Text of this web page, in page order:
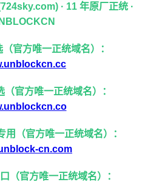
· 11 年原厂正统 ·
（官方唯一正统域名）：
（官方唯一正统域名）：
用（官方唯一正统域名）：
cn.com
（官方唯一正统域名）：